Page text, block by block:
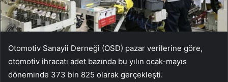
Otomotiv Sanayii Derneği (OSD) pazar verilerine göre,
otomotiv ihracatı adet bazında bu yılın ocak-mayıs
döneminde 373 bin 825 olarak gerçekleşti.